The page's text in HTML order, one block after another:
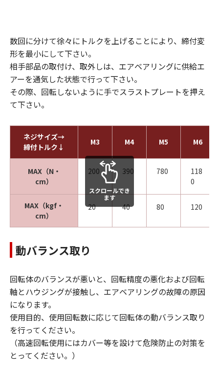
数回に分けて徐々にトルクを上げることにより、締付変
形を最小にして下さい。
相手部品の取付け、取外しは、エアベアリングに供給エ
アーを通気した状態で行って下さい。
その際、回転しないように手でスラストプレートを押え
て下さい。
ネジサイズ→
締付トルク↓
M3 M4 M5 M6
MAX（N・
cm）
200 390 780
118
0
MAX（kgf・
cm）
20 40 80 120
スクロールでき
ます
動バランス取り
回転体のバランスが悪いと、回転精度の悪化および回転
軸とハウジングが接触し、エアベアリングの故障の原因
になります。
使用目的、使用回転数に応じて回転体の動バランス取り
を行ってください。
（高速回転使用にはカバー等を設けて危険防止の対策を
とってください。）